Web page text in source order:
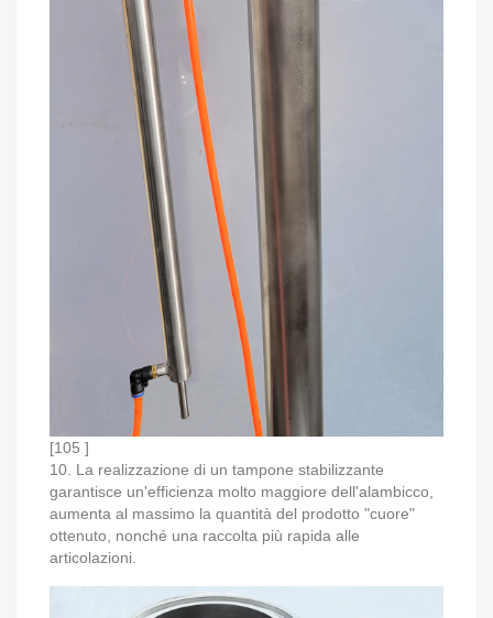
[105 ]
10. La realizzazione di un tampone stabilizzante
garantisce un'efficienza molto maggiore dell'alambicco,
aumenta al massimo la quantità del prodotto "cuore"
ottenuto, nonché una raccolta più rapida alle
articolazioni.